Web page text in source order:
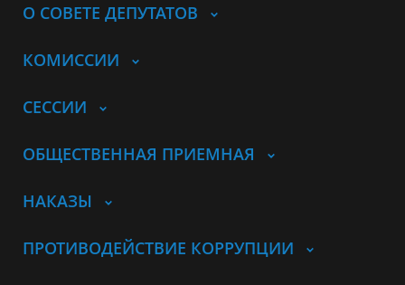
О СОВЕТЕ ДЕПУТАТОВ
КОМИССИИ
СЕССИИ
ОБЩЕСТВЕННАЯ ПРИЕМНАЯ
НАКАЗЫ
ПРОТИВОДЕЙСТВИЕ КОРРУПЦИИ